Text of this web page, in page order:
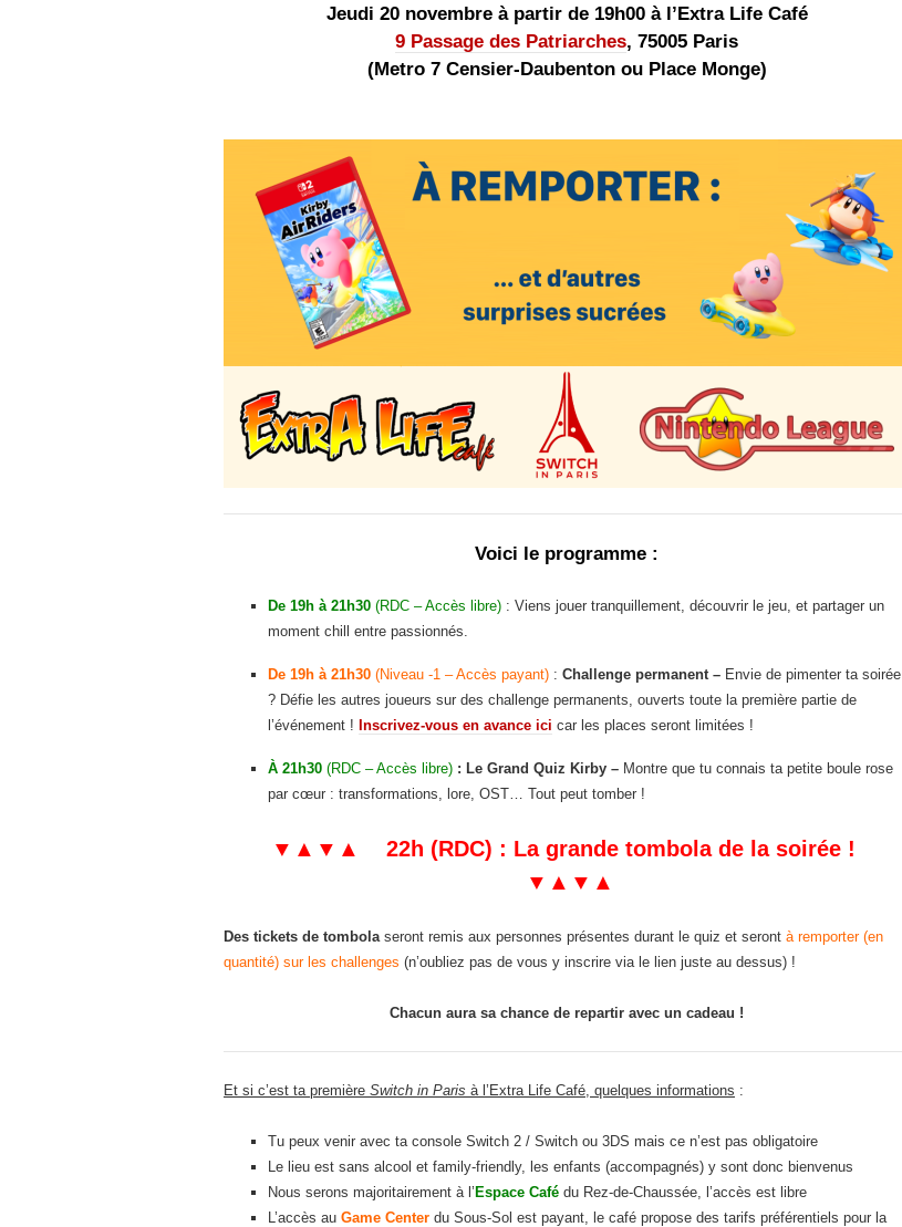
Jeudi 20 novembre à partir de 19h00 à l’Extra Life Café
9 Passage des Patriarches, 75005 Paris
(Metro 7 Censier-Daubenton ou Place Monge)
Voici le programme :
De 19h à 21h30 (RDC – Accès libre) : Viens jouer tranquillement, découvrir le jeu, et partager un
moment chill entre passionnés.
De 19h à 21h30 (Niveau -1 – Accès payant) : Challenge permanent – Envie de pimenter ta soirée
? Défie les autres joueurs sur des challenge permanents, ouverts toute la première partie de
l’événement ! Inscrivez-vous en avance ici car les places seront limitées !
À 21h30 (RDC – Accès libre) : Le Grand Quiz Kirby – Montre que tu connais ta petite boule rose
par cœur : transformations, lore, OST… Tout peut tomber !
▼▲▼▲ 22h (RDC) : La grande tombola de la soirée !
▼▲▼▲
Des tickets de tombolaseront remis aux personnes présentes durant le quiz et seront à remporter(en
quantité) surles challenges (n’oubliez pas de vous y inscrire via le lien juste au dessus) !
Chacun aura sa chance de repartir avec un cadeau !
Et si c’est ta première Switch in Paris à l’Extra Life Café, quelques informations :
Tu peux venir avec ta console Switch 2 / Switch ou 3DS mais ce n’est pas obligatoire
Le lieu est sans alcool et family-friendly, les enfants (accompagnés) y sont donc bienvenus
Nous serons majoritairement à l’ Espace Café du Rez-de-Chaussée, l’accès est libre
L’accès au Game Center du Sous-Sol est payant, le café propose des tarifs préférentiels pour la